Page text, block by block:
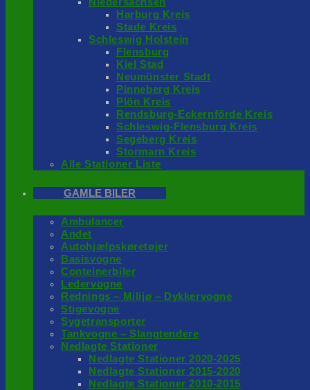
Harburg Kreis
Stade Kreis
Schleswig Holstein
Flensburg
Kiel Stad
Neumünster Stadt
Pinneberg Kreis
Plön Kreis
Rendsburg-Eckernförde Kreis
Schleswig-Flensburg Kreis
Segeberg Kreis
Stormarn Kreis
Alle Stationer Liste
GAMLE BILER
Ambulancer
Andet
Autohjælpskøretøjer
Basisvogne
Conteinerbiler
Ledervogne
Rednings – Milijø – Dykkervogne
Stigevogne
Sygetransporter
Tankvogne – Slangtendere
Nedlagte Stationer
Nedlagte Stationer 2020-2025
Nedlagte Stationer 2015-2020
Nedlagte Stationer 2010-2015